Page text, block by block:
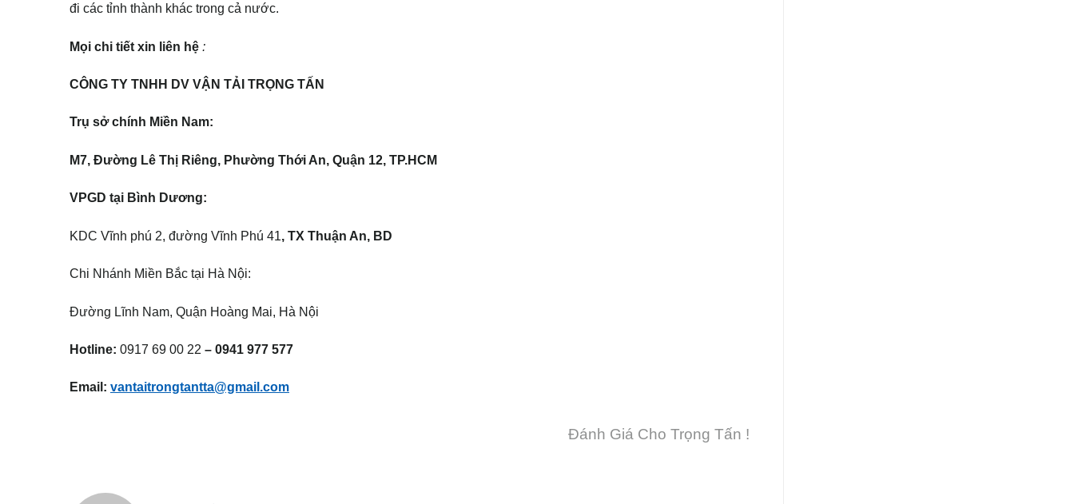
đi các tỉnh thành khác trong cả nước.
Mọi chi tiết xin liên hệ :
CÔNG TY TNHH DV VẬN TẢI TRỌNG TẤN
Trụ sở chính Miền Nam:
M7, Đường Lê Thị Riêng, Phường Thới An, Quận 12, TP.HCM
VPGD tại Bình Dương:
KDC Vĩnh phú 2, đường Vĩnh Phú 41, TX Thuận An, BD
Chi Nhánh Miền Bắc tại Hà Nội:
Đường Lĩnh Nam, Quận Hoàng Mai, Hà Nội
Hotline: 0917 69 00 22 – 0941 977 577
Email: vantaitrongtantta@gmail.com
Đánh Giá Cho Trọng Tấn !